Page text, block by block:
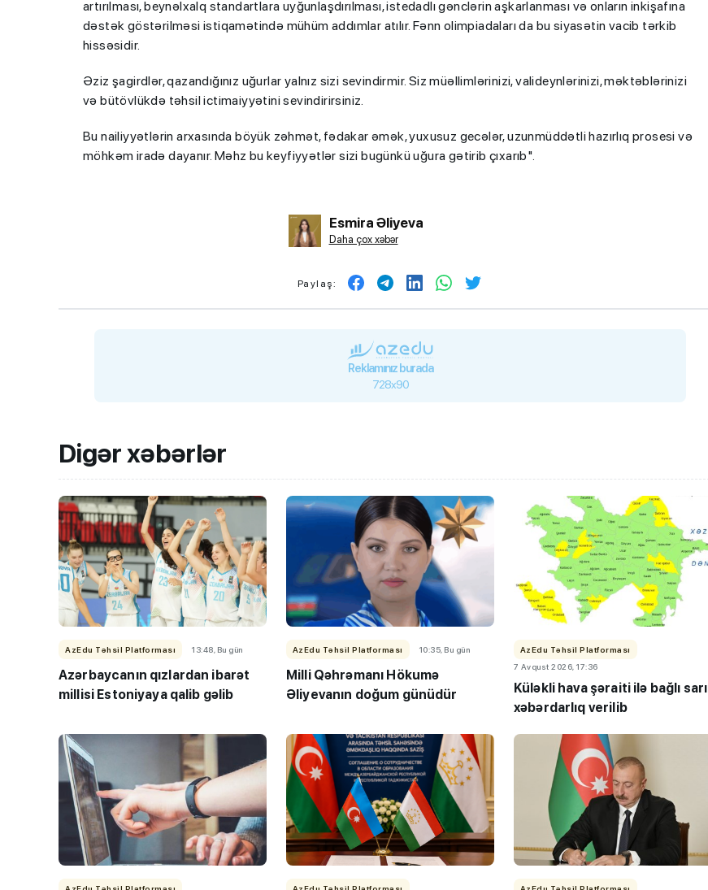
artırılması, beynəlxalq standartlara uyğunlaşdırılması, istedadlı gənclərin aşkarlanması və onların inkişafına
dəstək göstərilməsi istiqamətində mühüm addımlar atılır. Fənn olimpiadaları da bu siyasətin vacib tərkib
hissəsidir.
Əziz şagirdlər, qazandığınız uğurlar yalnız sizi sevindirmir. Siz müəllimlərinizi, valideynlərinizi, məktəblərinizi
və bütövlükdə təhsil ictimaiyyətini sevindirirsiniz.
Bu nailiyyətlərin arxasında böyük zəhmət, fədakar əmək, yuxusuz gecələr, uzunmüddətli hazırlıq prosesi və
möhkəm iradə dayanır. Məhz bu keyfiyyətlər sizi bugünkü uğura gətirib çıxarıb".
Esmira Əliyeva
Daha çox xəbər
Paylaş:
Reklamınız burada
728x90
Digər xəbərlər
AzEdu Təhsil Platforması 13:48, Bu gün
Azərbaycanın qızlardan ibarət
millisi Estoniyaya qalib gəlib
AzEdu Təhsil Platforması 10:35, Bu gün
Milli Qəhrəmanı Hökumə
Əliyevanın doğum günüdür
AzEdu Təhsil Platforması
7 Avqust 2026, 17:36
Küləkli hava şəraiti ilə bağlı sarı
xəbərdarlıq verilib
AzEdu Təhsil Platforması
AzEdu Təhsil Platforması
AzEdu Təhsil Platforması